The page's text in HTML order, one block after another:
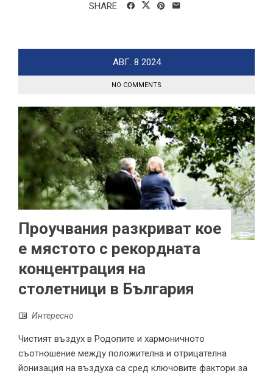
SHARE
АВГ. 8 2024
NO COMMENTS
Проучвания разкриват кое
е мястото с рекордната
концентрация на
столетници в България
Интересно
Чистият въздух в Родопите и хармоничното
съотношение между положителна и отрицателна
йонизация на въздуха са сред ключовите фактори за